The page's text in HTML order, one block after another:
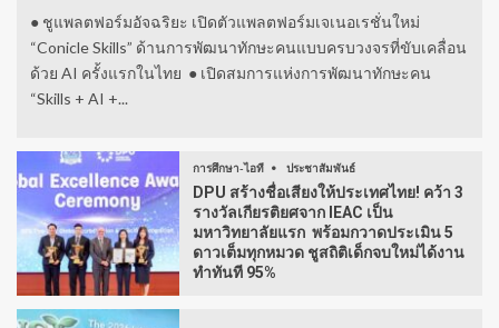
● ชูแพลตฟอร์มอัจฉริยะ เปิดตัวแพลตฟอร์มเจเนอเรชั่นใหม่
“Conicle Skills” ด้านการพัฒนาทักษะคนแบบครบวงจรที่ขับเคลื่อน
ด้วย AI ครั้งแรกในไทย ● เปิดสมการแห่งการพัฒนาทักษะคน
“Skills + AI +...
การศึกษา-ไอที ประชาสัมพันธ์
DPU สร้างชื่อเสียงให้ประเทศไทย! คว้า 3
รางวัลเกียรติยศจาก IEAC เป็น
มหาวิทยาลัยแรก พร้อมกวาดประเมิน 5
ดาวเต็มทุกหมวด ชูสถิติเด็กจบใหม่ได้งาน
ทำทันที 95%